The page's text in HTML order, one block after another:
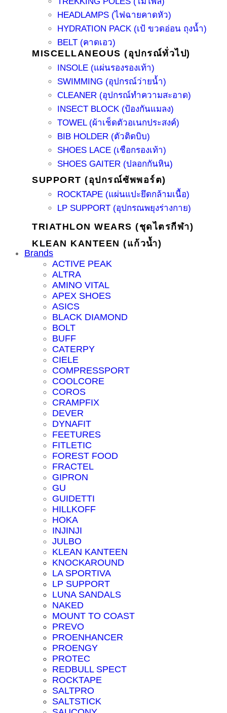
HEADLAMPS (ไฟฉายคาดหัว)
HYDRATION PACK (เป้ ขวดอ่อน ถุงน้ำ)
BELT (คาดเอว)
MISCELLANEOUS (อุปกรณ์ทั่วไป)
INSOLE (แผ่นรองรองเท้า)
SWIMMING (อุปกรณ์ว่ายน้ำ)
CLEANER (อุปกรณ์ทำความสะอาด)
INSECT BLOCK (ป้องกันแมลง)
TOWEL (ผ้าเช็ดตัวอเนกประสงค์)
BIB HOLDER (ตัวติดบิบ)
SHOES LACE (เชือกรองเท้า)
SHOES GAITER (ปลอกกันหิน)
SUPPORT (อุปกรณ์ซัพพอร์ต)
ROCKTAPE (แผ่นแปะยึดกล้ามเนื้อ)
LP SUPPORT (อุปกรณพยุงร่างกาย)
TRIATHLON WEARS (ชุดไตรกีฬา)
KLEAN KANTEEN (แก้วน้ำ)
Brands
ACTIVE PEAK
ALTRA
AMINO VITAL
APEX SHOES
ASICS
BLACK DIAMOND
BOLT
BUFF
CATERPY
CIELE
COMPRESSPORT
COOLCORE
COROS
CRAMPFIX
DEVER
DYNAFIT
FEETURES
FITLETIC
FOREST FOOD
FRACTEL
GIPRON
GU
GUIDETTI
HILLKOFF
HOKA
INJINJI
JULBO
KLEAN KANTEEN
KNOCKAROUND
LA SPORTIVA
LP SUPPORT
LUNA SANDALS
NAKED
MOUNT TO COAST
PREVO
PROENHANCER
PROENGY
PROTEC
REDBULL SPECT
ROCKTAPE
SALTPRO
SALTSTICK